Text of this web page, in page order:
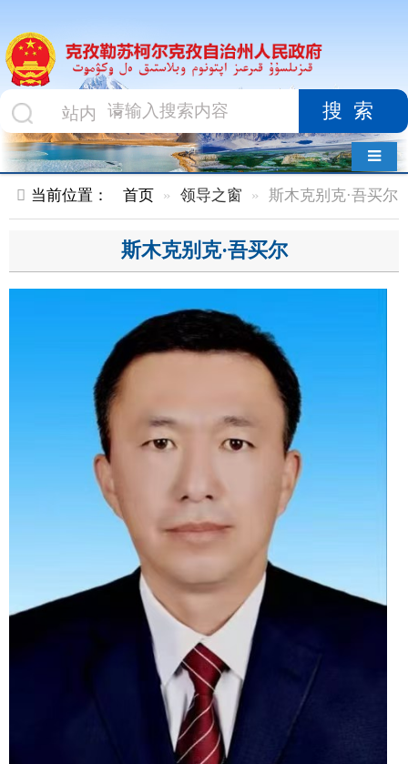
搜索
当前位置： 首页 领导之窗 斯木克别克·吾买尔
斯木克别克·吾买尔
克州交通运输局党组成
员、副局长
协助局长分管单位业务工
作和经济发展、乡村振兴、信